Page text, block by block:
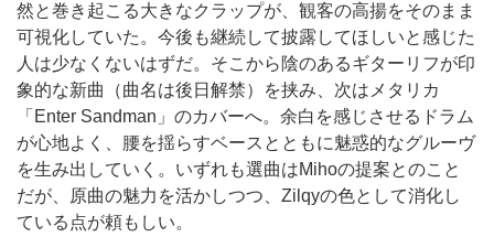
然と巻き起こる大きなクラップが、観客の高揚をそのまま
可視化していた。今後も継続して披露してほしいと感じた
人は少なくないはずだ。そこから陰のあるギターリフが印
象的な新曲（曲名は後日解禁）を挟み、次はメタリカ
「Enter Sandman」のカバーへ。余白を感じさせるドラム
が心地よく、腰を揺らすベースとともに魅惑的なグルーヴ
を生み出していく。いずれも選曲はMihoの提案とのこと
だが、原曲の魅力を活かしつつ、Zilqyの色として消化し
ている点が頼もしい。